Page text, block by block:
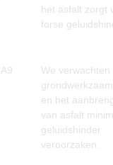
het asfalt zorgt
forse
A9
We verwachten
en het
van asfalt
geluidshinder
veroorzaken.